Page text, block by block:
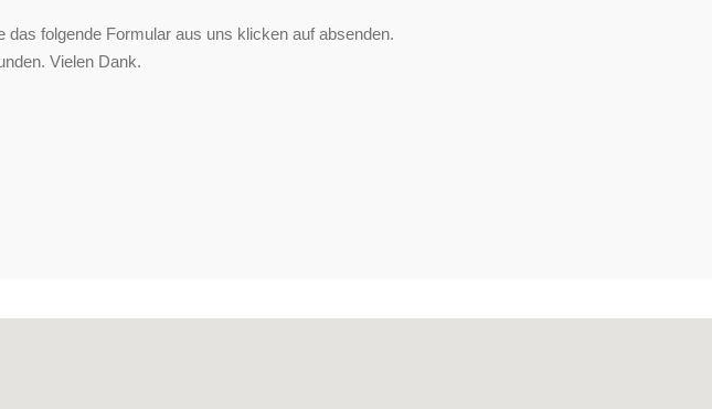
folgende Formular aus uns klicken auf absenden.
Vielen Dank.